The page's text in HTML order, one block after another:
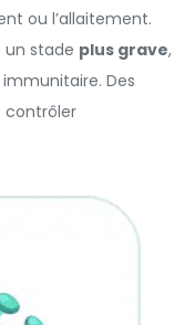
ou l’allaitement.
un stade plus grave,
Des
contrôler